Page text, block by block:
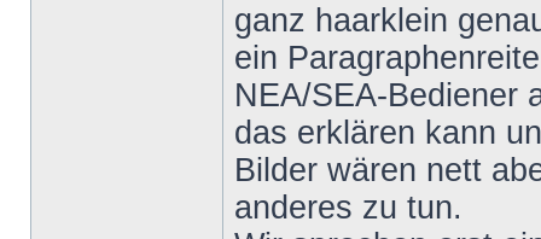
ganz haarklein
ein
NEA/SEA-Bediener
das erklären kann
Bilder wären nett
anderes zu tun.